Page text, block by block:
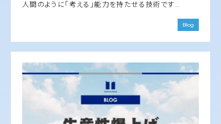
人間のように「考える」能力を持たせる技術です…
Blog